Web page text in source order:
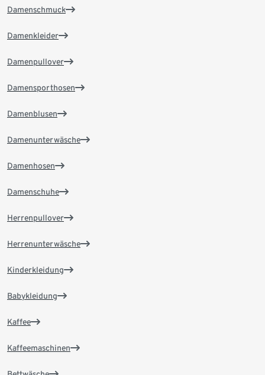
Damenschmuck
Damenkleider
Damenpullover
Damensporthosen
Damenblusen
Damenunterwäsche
Damenhosen
Damenschuhe
Herrenpullover
Herrenunterwäsche
Kinderkleidung
Babykleidung
Kaffee
Kaffeemaschinen